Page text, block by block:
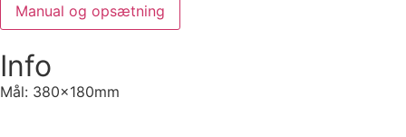
Manual og opsætning
Info
Mål: 380x180mm